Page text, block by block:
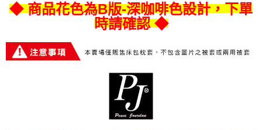
※ 請注意：結帳手續完成當下不需立刻繳費，但若您需要取消訂單，請聯絡
購買商品的店家。未經商家同意取消之訂單仍視為有效，需透過AFTEE先享
是否繳費成功／繳費後需取消欲退款等相關疑問，請聯繫「AFTEE先享後付
客戶支援中心」https://netprotections.freshdesk.com/support/home
１．透過由恩沛科技股份有限公司提供之「AFTEE先享後付」服務完成之交
易，需依本服務之必要範圍內提供個人資料，並將交易相關給付款項請求債
權轉讓予恩沛科技股份有限公司。
◆ 商品花色為B版-深咖啡色設計，下單
時請確認 ◆